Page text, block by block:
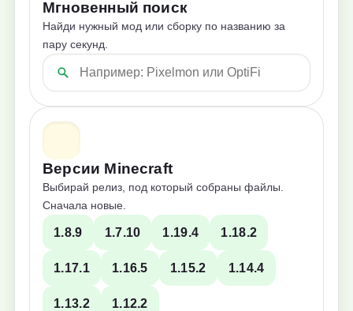
Мгновенный поиск
Найди нужный мод или сборку по названию за
пару секунд.
Версии Minecraft
Выбирай релиз, под который собраны файлы.
Сначала новые.
1.8.9 1.7.10 1.19.4 1.18.2
1.17.1 1.16.5 1.15.2 1.14.4
1.13.2 1.12.2